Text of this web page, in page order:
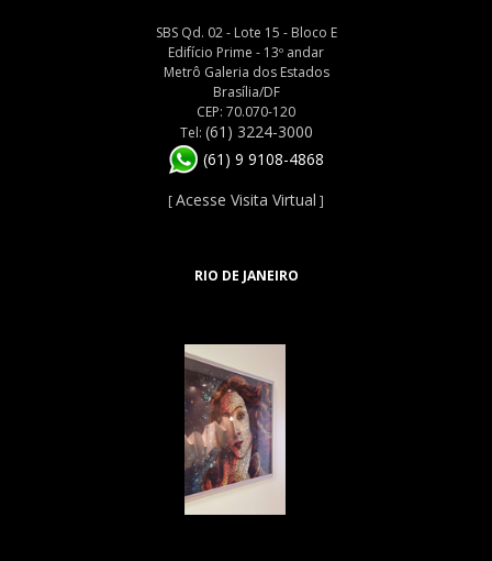
SBS Qd. 02 - Lote 15 - Bloco E
Edifício Prime - 13º andar
Metrô Galeria dos Estados
Brasília/DF
CEP: 70.070-120
Tel: (61) 3224-3000
(61) 9 9108-4868
[Acesse Visita Virtual ]
RIO DE JANEIRO